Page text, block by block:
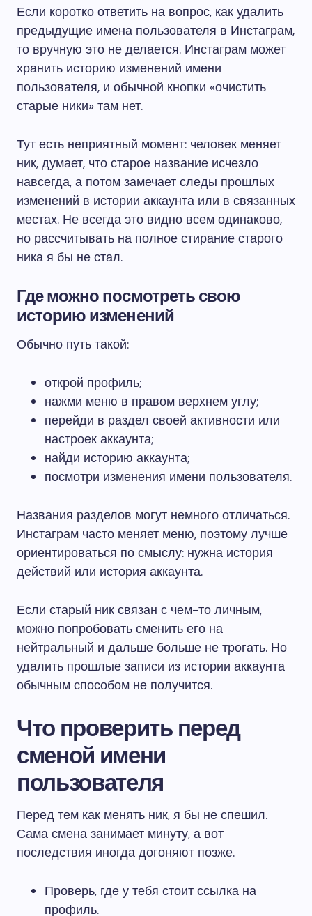
Если коротко ответить на вопрос, как удалить
предыдущие имена пользователя в Инстаграм,
то вручную это не делается. Инстаграм может
хранить историю изменений имени
пользователя, и обычной кнопки «очистить
старые ники» там нет.
Тут есть неприятный момент: человек меняет
ник, думает, что старое название исчезло
навсегда, а потом замечает следы прошлых
изменений в истории аккаунта или в связанных
местах. Не всегда это видно всем одинаково,
но рассчитывать на полное стирание старого
ника я бы не стал.
Где можно посмотреть свою
историю изменений
Обычно путь такой:
открой профиль;
нажми меню в правом верхнем углу;
перейди в раздел своей активности или
настроек аккаунта;
найди историю аккаунта;
посмотри изменения имени пользователя.
Названия разделов могут немного отличаться.
Инстаграм часто меняет меню, поэтому лучше
ориентироваться по смыслу: нужна история
действий или история аккаунта.
Если старый ник связан с чем-то личным,
можно попробовать сменить его на
нейтральный и дальше больше не трогать. Но
удалить прошлые записи из истории аккаунта
обычным способом не получится.
Что проверить перед
сменой имени
пользователя
Перед тем как менять ник, я бы не спешил.
Сама смена занимает минуту, а вот
последствия иногда догоняют позже.
Проверь, где у тебя стоит ссылка на
профиль.